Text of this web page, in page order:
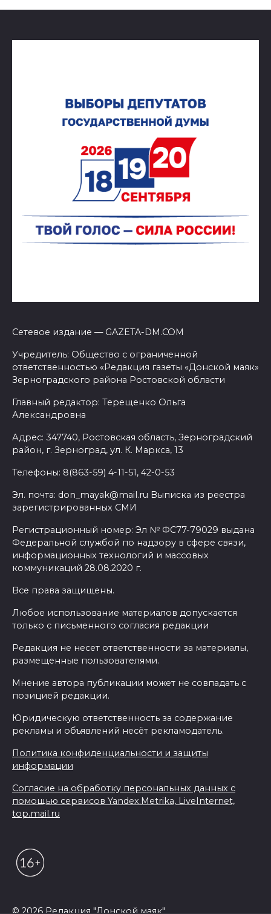
Сетевое издание — GAZETA-DM.COM
Учредитель: Общество с ограниченной
ответственностью «Редакция газеты «Донской маяк»
Зерноградского района Ростовской области
Главный редактор: Терещенко Ольга
Александровна
Адрес: 347740, Ростовская область, Зерноградский
район, г. Зерноград, ул. К. Маркса, 13
Телефоны: 8(863-59) 4-11-51, 42-0-53
Эл. почта: don_mayak@mail.ru Выписка из реестра
зарегистрированных СМИ
Регистрационный номер: Эл № ФС77-79029 выдана
Федеральной службой по надзору в сфере связи,
информационных технологий и массовых
коммуникаций 28.08.2020 г.
Все права защищены.
Любое использование материалов допускается
только с письменного согласия редакции
Редакция не несет ответственности за материалы,
размещенные пользователями.
Мнение автора публикации может не совпадать с
позицией редакции.
Юридическую ответственность за содержание
рекламы и объявлений несёт рекламодатель.
Политика конфиденциальности и защиты
информации
Согласие на обработку персональных данных с
помощью сервисов Yandex.Metrika, LiveInternet,
top.mail.ru
© 2026 Редакция "Донской маяк"